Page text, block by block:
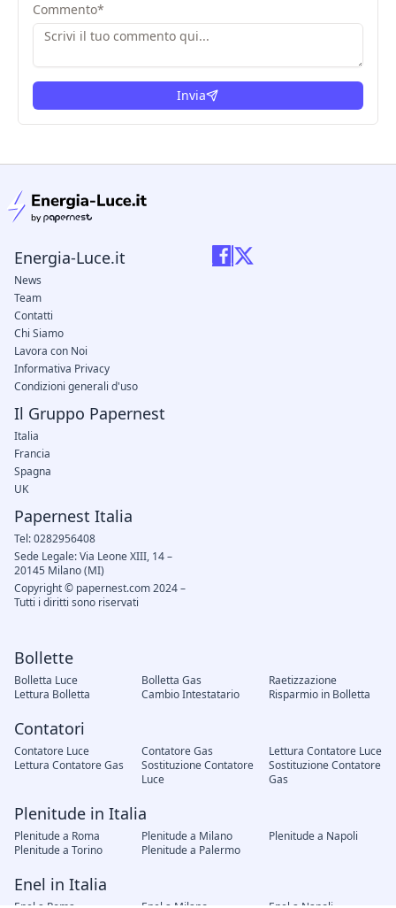
Commento*
Invia
Bollette
Bolletta Luce Bolletta Gas
Raetizzazione
Lettura Bolletta
Cambio Intestatario Risparmio in Bolletta
Contatori
Contatore Luce Contatore Gas
Lettura Contatore Luce
Lettura Contatore Gas
Sostituzione Contatore
Luce
Sostituzione Contatore
Gas
Plenitude in Italia
Plenitude a Roma Plenitude a Milano
Plenitude a Napoli
Plenitude a Torino
Plenitude a Palermo
Enel in Italia
Energia-Luce.it
News
Team
Contatti
Chi Siamo
Lavora con Noi
Informativa Privacy
Condizioni generali d'uso
Il Gruppo Papernest
Italia
Francia
Spagna
UK
Papernest Italia
Tel: 0282956408
Sede Legale: Via Leone XIII, 14 –
20145 Milano (MI)
Copyright © papernest.com 2024 –
Tutti i diritti sono riservati